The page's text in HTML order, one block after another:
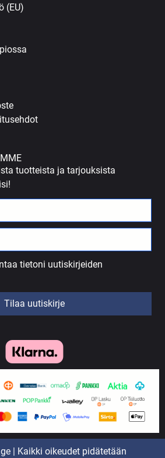
(EU)
tuotteista ja tarjouksista
tietoni uutiskirjeiden
Tilaa uutiskirje
| Kaikki oikeudet pidätetään